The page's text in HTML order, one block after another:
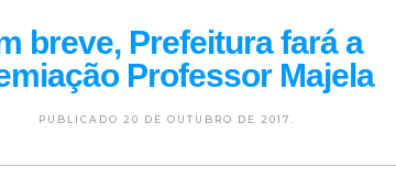
breve, Prefeitura fará a
Professor Majela
PUBLICADO 20 DE OUTUBRO DE 2017.